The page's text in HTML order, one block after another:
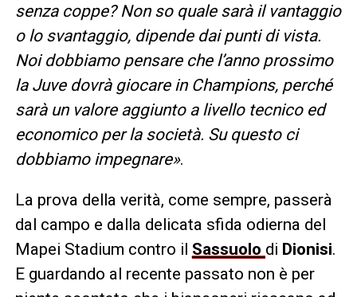
senza coppe? Non so quale sarà il vantaggio
o lo svantaggio, dipende dai punti di vista.
Noi dobbiamo pensare che l’anno prossimo
la Juve dovrà giocare in Champions, perché
sarà un valore aggiunto a livello tecnico ed
economico per la società. Su questo ci
dobbiamo impegnare».
La prova della verità, come sempre, passerà
dal campo e dalla delicata sfida odierna del
Mapei Stadium contro il Sassuolo di Dionisi.
E guardando al recente passato non è per